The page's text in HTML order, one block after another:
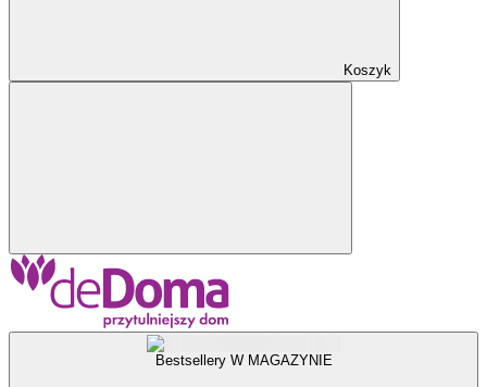
Koszyk
Bestsellery W MAGAZYNIE